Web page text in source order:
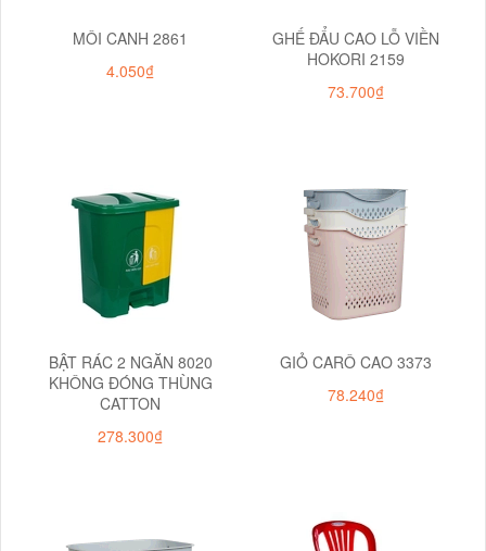
MÔI CANH 2861
4.050₫
GHẾ ĐẨU CAO LỖ VIỀN
HOKORI 2159
73.700₫
BẬT RÁC 2 NGĂN 8020
KHÔNG ĐÓNG THÙNG
CATTON
278.300₫
GIỎ CARÔ CAO 3373
78.240₫